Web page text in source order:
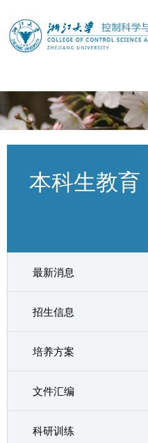
本科生教育
最新消息
招生信息
培养方案
文件汇编
科研训练